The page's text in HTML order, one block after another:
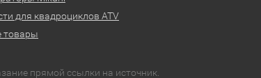
для квадроциклов ATV
товары
прямой ссылки на источник.